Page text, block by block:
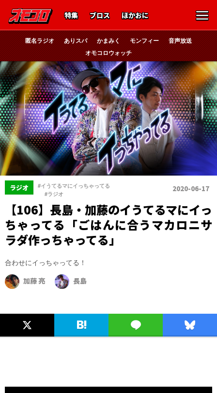
特集 ブロス ほかおに
匿名ラジオ ありスパ かまみく モンフィー
音声放送
オモコロウォッチ
ラジオ #イうてるマにイっちゃってる
#ラジオ
2020-06-17
【106】長島・加藤のイうてるマにイっ
ちゃってる「ごはんに合うマカロニサ
ラダ作っちゃってる」
合わせにイっちゃってる！
加藤 亮
長島